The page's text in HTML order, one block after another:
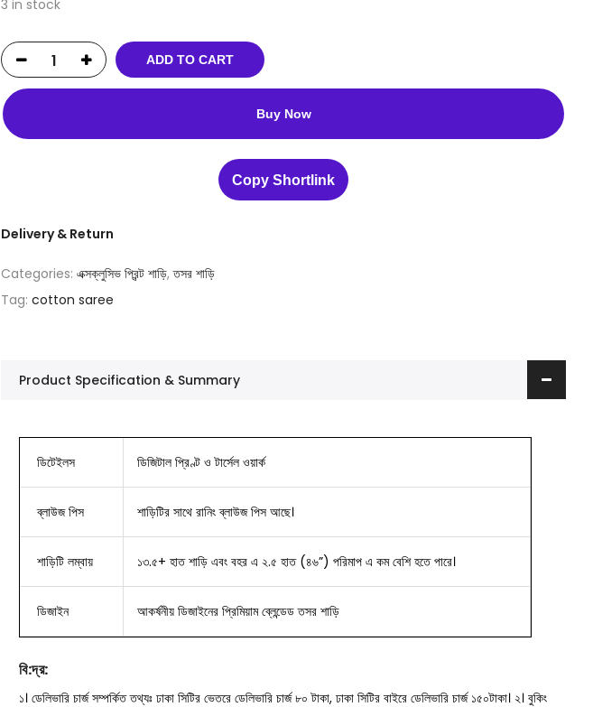
3 in stock
ADD TO CART
Buy Now
Copy Shortlink
Delivery & Return
Categories: এক্সক্লুসিভ প্রিন্ট শাড়ি,তসর শাড়ি
Tag: cotton saree
Product Specification & Summary
ডিটেইলস ডিজিটাল প্রিণ্ট ও টার্সেল ওয়ার্ক
ব্লাউজ পিস শাড়িটির সাথে রানিং ব্লাউজ পিস আছে।
শাড়িটি লম্বায় ১৩.৫+ হাত শাড়ি এবং বহর এ ২.৫ হাত (৪৬”) পরিমাপ এ কম বেশি হতে পারে।
ডিজাইন আকর্ষনীয় ডিজাইনের প্রিমিয়াম ব্লেন্ডেড তসর শাড়ি
বি:দ্র:
১। ডেলিভারি চার্জ সম্পর্কিত তথ্যঃ ঢাকা সিটির ভেতরে ডেলিভারি চার্জ ৮০ টাকা, ঢাকা সিটির বাইরে ডেলিভারি চার্জ ১৫০টাকা। ২। বুকিং